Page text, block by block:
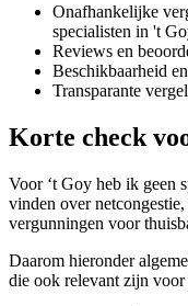
Onafhankelijke
specialisten in 't
Reviews en
Beschikbaarheid
Transparante
Korte check
Voor ‘t Goy heb ik geen
vinden over
vergunningen voor
Daarom hieronder
die ook relevant zijn